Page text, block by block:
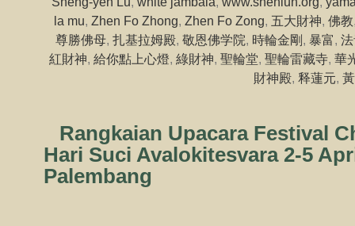
la mu, Zhen Fo Zhong, Zhen Fo Zong, 五大財神, 佛教
尊勝佛母, 扎基拉姆殿, 敬恩佛学院, 時輪金剛, 暴富,
紅財神, 給你點上心燈, 綠財神, 聖輪堂, 聖輪雷藏寺, 華
財神殿, 释蓮元,
Rangkaian Upacara Festival
Hari Suci Avalokitesvara 2-5
Palembang